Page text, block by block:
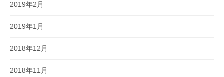
2019年2月
2019年1月
2018年12月
2018年11月